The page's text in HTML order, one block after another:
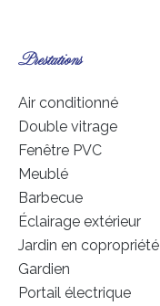
Prestations
Air conditionné
Double vitrage
Fenêtre PVC
Meublé
Barbecue
Éclairage extérieur
Jardin en copropriété
Gardien
Portail électrique